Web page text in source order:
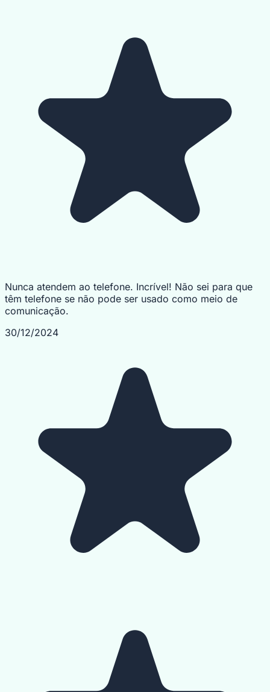
Nunca atendem ao telefone. Incrível! Não sei para que
têm telefone se não pode ser usado como meio de
comunicação.
30/12/2024